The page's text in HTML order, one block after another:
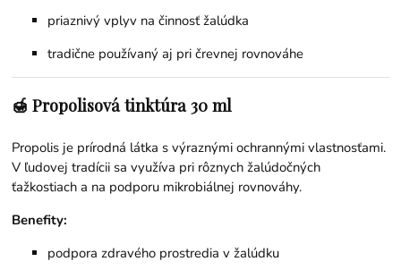
priaznivý vplyv na činnosť žalúdka
tradične používaný aj pri črevnej rovnováhe
🍯 Propolisová tinktúra 30 ml
Propolis je prírodná látka s výraznými ochrannými vlastnosťami.
V ľudovej tradícii sa využíva pri rôznych žalúdočných
ťažkostiach a na podporu mikrobiálnej rovnováhy.
Benefity:
podpora zdravého prostredia v žalúdku